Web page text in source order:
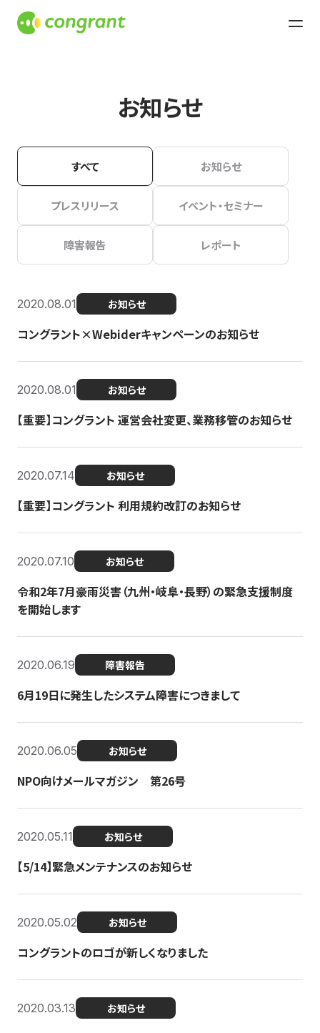
お知らせ
すべて お知らせ
プレスリリース イベント・セミナー
障害報告 レポート
2020.08.01 お知らせ
コングラント×Webiderキャンペーンのお知らせ
2020.08.01 お知らせ
【重要】コングラント 運営会社変更、業務移管のお知らせ
2020.07.14 お知らせ
【重要】コングラント 利用規約改訂のお知らせ
2020.07.10 お知らせ
令和2年7月豪雨災害（九州・岐阜・長野）の緊急支援制度
を開始します
2020.06.19 障害報告
6月19日に発生したシステム障害につきまして
2020.06.05 お知らせ
NPO向けメールマガジン 第26号
2020.05.11 お知らせ
【5/14】緊急メンテナンスのお知らせ
2020.05.02 お知らせ
コングラントのロゴが新しくなりました
2020.03.13 お知らせ